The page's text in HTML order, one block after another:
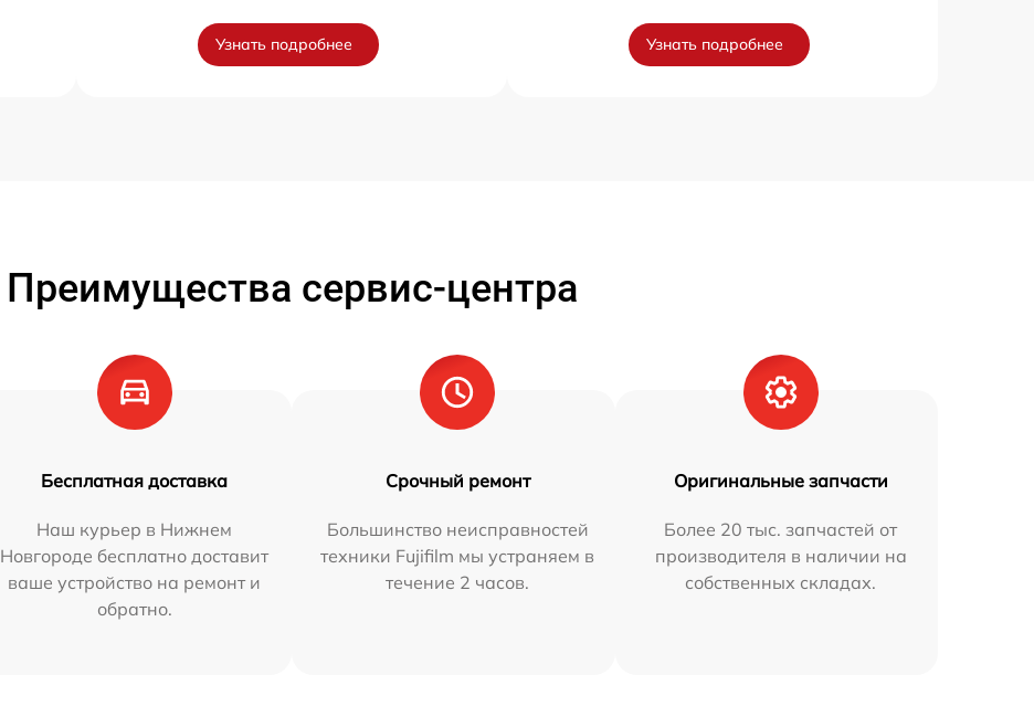
Узнать подробнее Узнать подробнее
Преимущества сервис-центра
Бесплатная доставка
Наш курьер в Нижнем
Новгороде бесплатно доставит
ваше устройство на ремонт и
обратно.
Срочный ремонт
Большинство неисправностей
техники Fujifilm мы устраняем в
течение 2 часов.
Оригинальные запчасти
Более 20 тыс. запчастей от
производителя в наличии на
собственных складах.